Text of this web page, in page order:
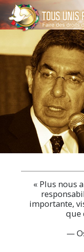
« Plus nous
importante,
que
—